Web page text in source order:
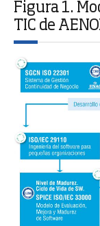
Figura 1.
TIC de